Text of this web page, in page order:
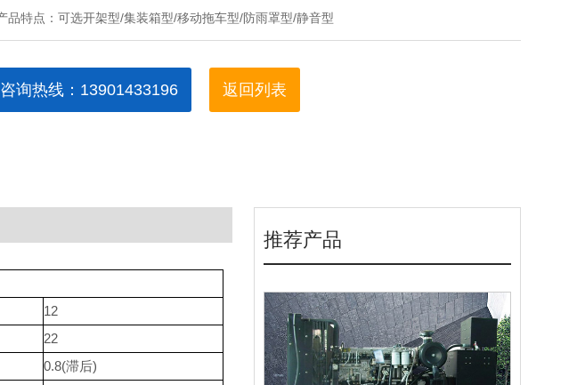
可选开架型/集装箱型/移动拖车型/防雨罩型/静音型
咨询热线：13901433196 返回列表
12
22
0.8(滞后)
推荐产品